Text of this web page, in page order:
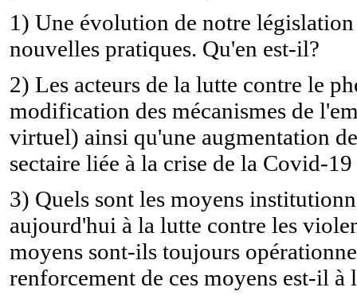
1) Une évolution de notre
nouvelles pratiques. Qu'en est-il?
2) Les acteurs de la lutte contre le
modification des mécanismes de
virtuel) ainsi qu'une augmentation
sectaire liée à la crise de la Covid-
3) Quels sont les moyens
aujourd'hui à la lutte contre les
moyens sont-ils toujours
renforcement de ces moyens est-il